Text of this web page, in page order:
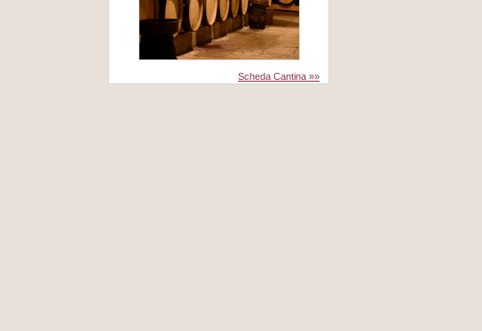
Scheda Cantina »»